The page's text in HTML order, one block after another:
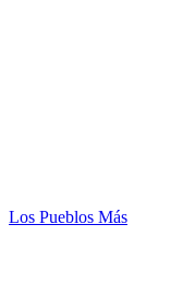
Los Pueblos Más